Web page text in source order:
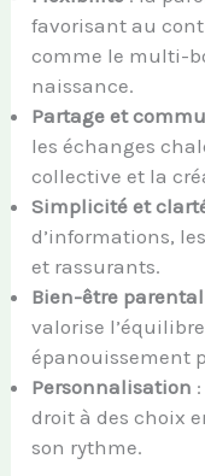
favorisant au
comme le multi-
naissance.
Partage et
les échanges
collective et la
Simplicité et
d’informations,
et rassurants.
Bien-être parental
valorise
épanouissement
Personnalisation
droit à des choix
son rythme.